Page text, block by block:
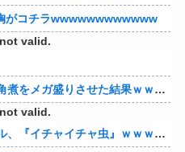
がコチラwwwwwwwwwwww
valid.
【復讐】嫁いびりトメに自慢の角煮をメガ盛りさせた結果ｗｗｗｗ 他
valid.
【珍報】日向坂さん新曲タイトル、『イチャイチャ虫』ｗｗｗ★2